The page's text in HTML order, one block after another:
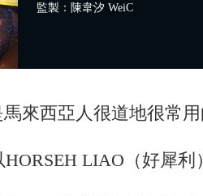
監製：陳韋汐 WeiC
來西亞人很道地很常
LIAO（好犀